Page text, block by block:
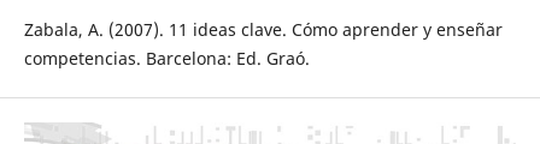
Zabala, A. (2007). 11 ideas clave. Cómo aprender y enseñar
competencias. Barcelona: Ed. Graó.